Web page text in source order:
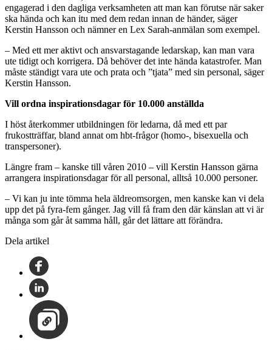
engagerad i den dagliga verksamheten att man kan förutse när saker
ska hända och kan itu med dem redan innan de händer, säger
Kerstin Hansson och nämner en Lex Sarah-anmälan som exempel.
– Med ett mer aktivt och ansvarstagande ledarskap, kan man vara
ute tidigt och korrigera. Då behöver det inte hända katastrofer. Man
måste ständigt vara ute och prata och ”tjata” med sin personal, säger
Kerstin Hansson.
Vill ordna inspirationsdagar för 10.000 anställda
I höst återkommer utbildningen för ledarna, då med ett par
frukostträffar, bland annat om hbt-frågor (homo-, bisexuella och
transpersoner).
Längre fram – kanske till våren 2010 – vill Kerstin Hansson gärna
arrangera inspirationsdagar för all personal, alltså 10.000 personer.
– Vi kan ju inte tömma hela äldreomsorgen, men kanske kan vi dela
upp det på fyra-fem gånger. Jag vill få fram den där känslan att vi är
många som går åt samma håll, går det lättare att förändra.
Dela artikel